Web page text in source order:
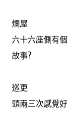
爛屋
六十六座側有
故事?
巡更
頭兩三次感覺